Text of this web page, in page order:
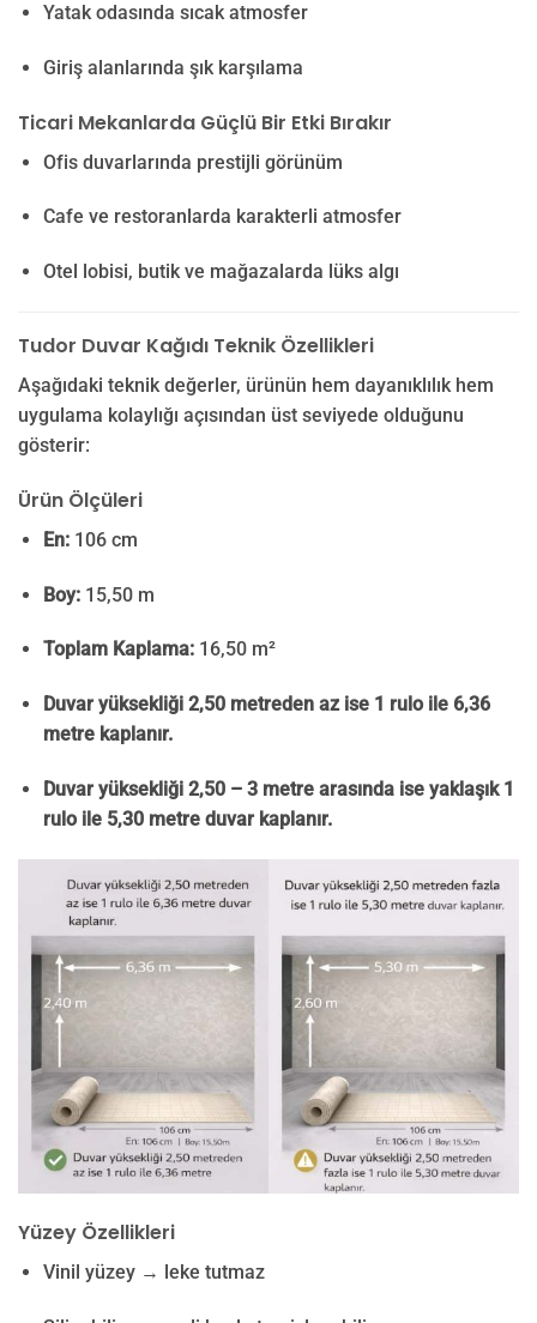
Yatak odasında sıcak atmosfer
Giriş alanlarında şık karşılama
Ticari Mekanlarda Güçlü Bir Etki Bırakır
Ofis duvarlarında prestijli görünüm
Cafe ve restoranlarda karakterli atmosfer
Otel lobisi, butik ve mağazalarda lüks algı
Tudor Duvar Kağıdı Teknik Özellikleri
Aşağıdaki teknik değerler, ürünün hem dayanıklılık hem
uygulama kolaylığı açısından üst seviyede olduğunu
gösterir:
Ürün Ölçüleri
En:106 cm
Boy:15,50 m
Toplam Kaplama:16,50 m²
Duvar yüksekliği 2,50 metreden az ise 1 rulo ile 6,36
metre kaplanır.
Duvar yüksekliği 2,50 – 3 metre arasında ise yaklaşık 1
rulo ile 5,30 metre duvar kaplanır.
Yüzey Özellikleri
Vinil yüzey → leke tutmaz